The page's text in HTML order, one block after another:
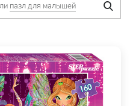
пазл для малышей